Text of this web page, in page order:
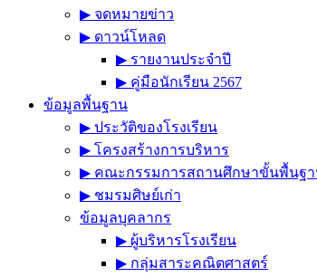
▶︎ จดหมายข่าว
▶︎ ดาวน์โหลด
▶︎ รายงานประจำปี
▶︎ คู่มือนักเรียน 2567
ข้อมูลพื้นฐาน
▶︎ ประวัติของโรงเรียน
▶︎ โครงสร้างการบริหาร
▶︎ คณะกรรมการสถานศึกษาขั้นพื้นฐ
▶︎ ชมรมศิษย์เก่า
ข้อมูลบุคลากร
▶︎ ผู้บริหารโรงเรียน
▶︎ กลุ่มสาระคณิตศาสตร์